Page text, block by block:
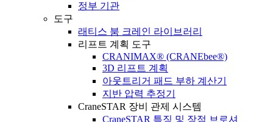
정부 기관
도구
래티스 붐 크레인 라이브러리
리프트 계획 도구
CRANIMAX® (CRANEbee®)
3D 리프트 계획
아웃트리거 패드 부하 계산기
지반 압력 추정기
CraneSTAR 장비 관제 시스템
CraneSTAR 특징 및 장점 브로셔